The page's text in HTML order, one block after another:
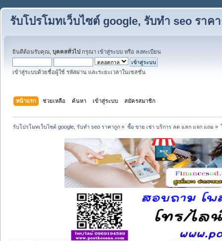
รับโปรโมทเว็บไซต์ google, รับทำ seo ราค
ยินดีต้อนรับคุณ, บุคคลทั่วไป กรุณา เข้าสู่ระบบ หรือ ลงทะเบียน
เข้าสู่ระบบด้วยชื่อผู้ใช้ รหัสผ่าน และระยะเวลาในเซสชั่น
หน้าแรก ช่วยเหลือ ค้นหา เข้าสู่ระบบ สมัครสมาชิก
รับโปรโมทเว็บไซต์ google, รับทำ seo ราคาถูก » ซื้อ ขาย เช่า บริการ ลด แลก แจก แถม »